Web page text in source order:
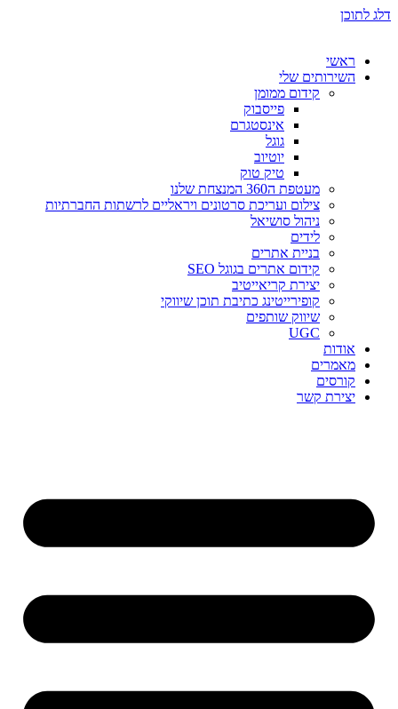
דלג לתוכן
ראשי
השירותים שלי
קידום ממומן
פייסבוק
אינסטגרם
גוגל
יוטיוב
טיק טוק
מעטפת ה360 המנצחת שלנו
צילום ועריכת סרטונים ויראליים לרשתות החברתיות
ניהול סושיאל
לידים
בניית אתרים
קידום אתרים בגוגל SEO
יצירת קריאייטיב
קופירייטינג כתיבת תוכן שיווקי
שיווק שותפים
UGC
אודות
מאמרים
קורסים
יצירת קשר